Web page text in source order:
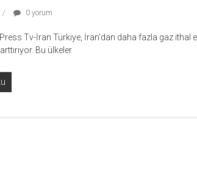
0 yorum
Tv-İran Türkiye, İran’dan daha fazla gaz ithal
Bu ülkeler